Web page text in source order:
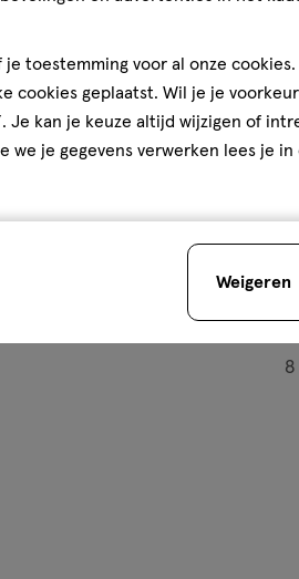
75
6
stuks
x
75
6 stuks x 75 ML
Zendium Classic Tandpasta 75 ML
Multipack 6 stuks
retour binnen 30
8
toestemming voor al onze cookies.
cookies geplaatst. Wil je je
Je kan je keuze altijd wijzigen of
we je gegevens verwerken lees je in
Weigeren